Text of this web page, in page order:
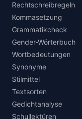
Rechtschreibregeln
Kommasetzung
Grammatikcheck
Gender-Wörterbuch
Wortbedeutungen
Synonyme
Stilmittel
Textsorten
Gedichtanalyse
Schullektüren